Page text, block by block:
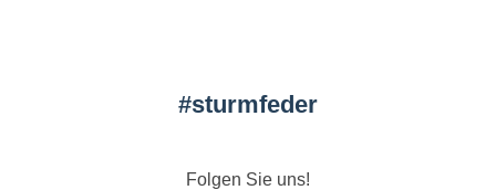
#sturmfeder
Folgen Sie uns!